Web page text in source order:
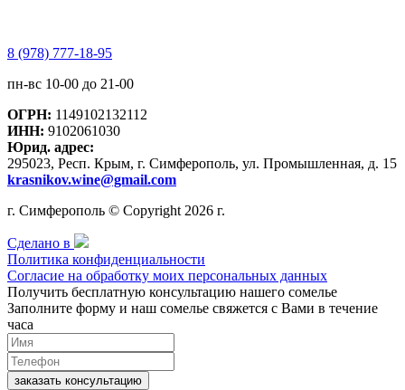
8 (978) 777-18-95
пн-вс 10-00 до 21-00
ОГРН: 1149102132112
ИНН: 9102061030
Юрид. адрес:
295023, Респ. Крым, г. Симферополь, ул. Промышленная, д. 15
krasnikov.wine@gmail.com
г. Симферополь © Copyright 2026 г.
Сделано в
Политика конфиденциальности
Согласие на обработку моих персональных данных
Получить бесплатную консультацию нашего сомелье
Заполните форму и наш сомелье свяжется с Вами в течение
часа
заказать консультацию